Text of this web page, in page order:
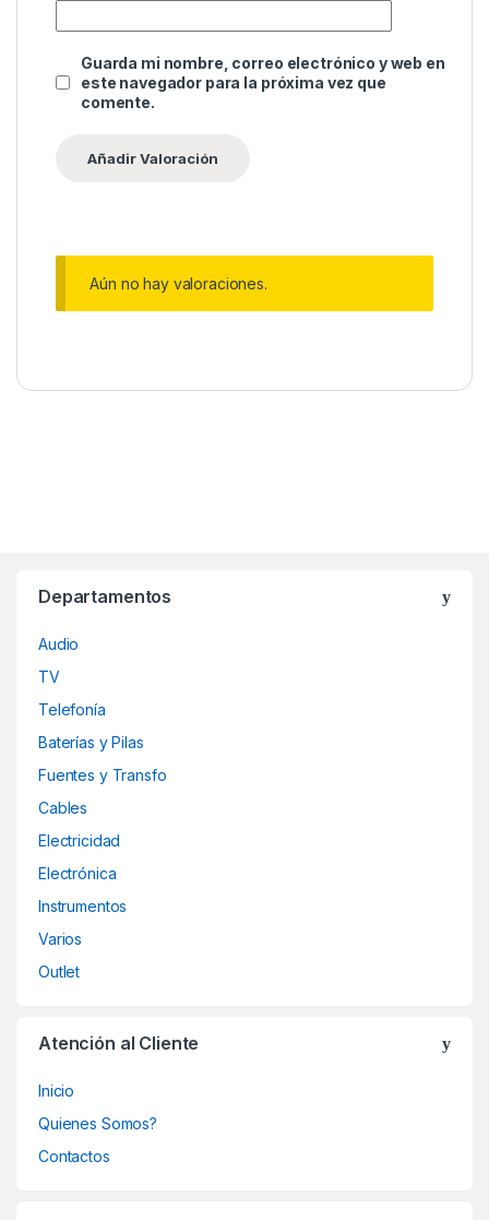
Guarda mi nombre, correo electrónico y web en
este navegador para la próxima vez que
comente.
Aún no hay valoraciones.
Departamentos
Audio
TV
Telefonía
Baterías y Pilas
Fuentes y Transfo
Cables
Electricidad
Electrónica
Instrumentos
Varios
Outlet
Atención al Cliente
Inicio
Quienes Somos?
Contactos